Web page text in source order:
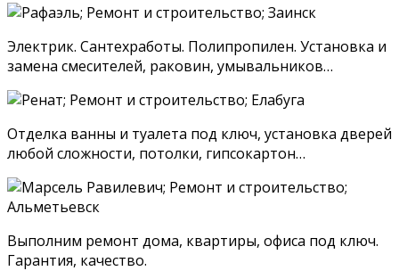
Электрик. Сантехработы. Полипропилен. Установка и
замена смесителей, раковин, умывальников…
Отделка ванны и туалета под ключ, установка дверей
любой сложности, потолки, гипсокартон…
Выполним ремонт дома, квартиры, офиса под ключ.
Гарантия, качество.